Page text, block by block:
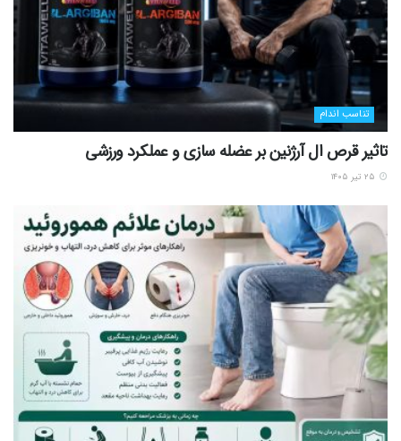
تناسب اندام
تاثیر قرص ال آرژنین بر عضله سازی و عملکرد ورزشی